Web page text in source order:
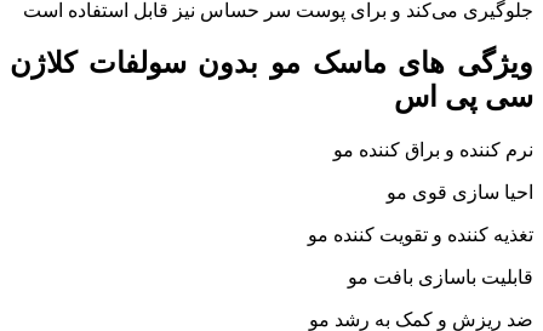
جلوگیری می‌کند و برای پوست سر حساس نیز قابل استفاده است
ویژگی های ماسک مو بدون سولفات کلاژن
سی پی اس
نرم کننده و براق کننده مو
احیا سازی قوی مو
تغذیه کننده و تقویت کننده مو
قابلیت باسازی بافت مو
ضد ریزش و کمک به رشد مو